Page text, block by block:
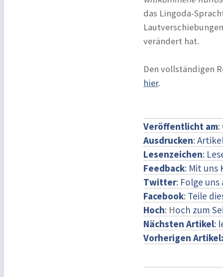
das Lingoda-
verändert hat.
Den vollständigen
hier.
Veröffentlicht am:
Ausdrucken:
Lesenzeichen:
Feedback: Mit uns
Twitter: Folge
Facebook: Teile
Hoch: Hoch zum
Nächsten Artikel:
Vorherigen